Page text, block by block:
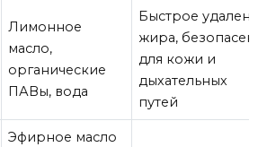
Лимонное
масло,
органические
ПАВы, вода
Быстрое
жира, безопасен
для кожи и
дыхательных
путей
Эфирное масло